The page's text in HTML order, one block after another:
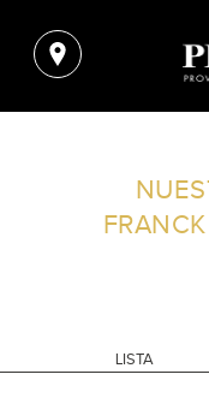
FILTROS
LISTA